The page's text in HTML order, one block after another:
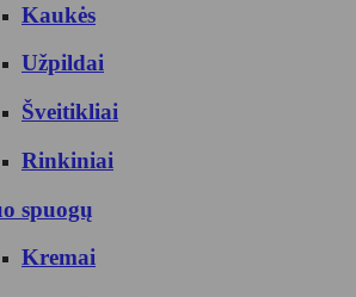
Kaukės
Užpildai
Šveitikliai
Rinkiniai
spuogų
Kremai